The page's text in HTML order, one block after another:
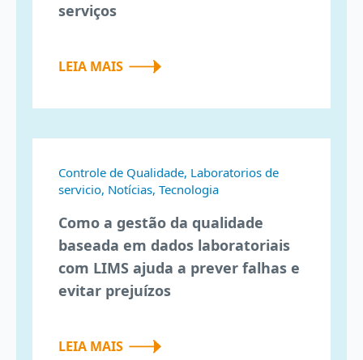
serviços
LEIA MAIS
Controle de Qualidade, Laboratorios de
servicio, Notícias, Tecnologia
Como a gestão da qualidade
baseada em dados laboratoriais
com LIMS ajuda a prever falhas e
evitar prejuízos
LEIA MAIS